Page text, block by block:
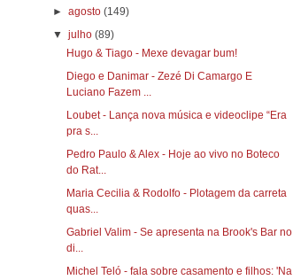
►agosto(149)
▼julho(89)
Hugo & Tiago - Mexe devagar bum!
Diego e Danimar - Zezé Di Camargo E
Luciano Fazem ...
Loubet - Lança nova música e videoclipe “Era
pra s...
Pedro Paulo & Alex - Hoje ao vivo no Boteco
do Rat...
Maria Cecilia & Rodolfo - Plotagem da carreta
quas...
Gabriel Valim - Se apresenta na Brook's Bar no
di...
Michel Teló - fala sobre casamento e filhos: 'Na